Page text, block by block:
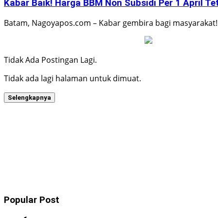
Kabar Baik! Harga BBM Non Subsidi Per 1 April
Batam, Nagoyapos.com – Kabar gembira bagi
Tidak Ada Postingan Lagi.
Tidak ada lagi halaman untuk dimuat.
Selengkapnya
Popular Post